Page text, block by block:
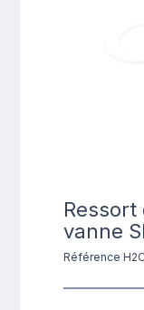
vanne
Référence